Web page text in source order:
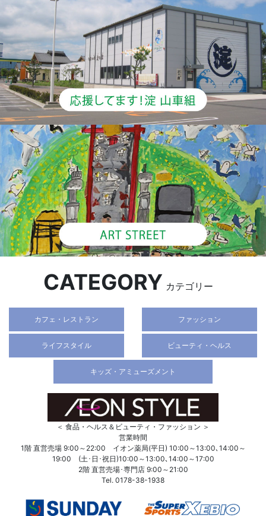
CATEGORY カテゴリー
カフェ・レストラン ファッション
ライフスタイル ビューティ・ヘルス
キッズ・アミューズメント
＜ 食品・ヘルス＆ビューティ・ファッション ＞
営業時間
1階 直営売場 9:00～22:00 イオン薬局(平日) 10:00～13:00､14:00～
19:00 (土･日･祝日)10:00～13:00､14:00～17:00
2階 直営売場･専門店 9:00～21:00
Tel. 0178-38-1938